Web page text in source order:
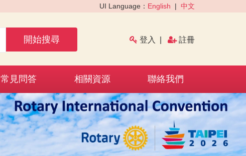
UI Language： English | 中文
開始搜尋 登入 註冊
常見問答 相關資源 聯絡我們